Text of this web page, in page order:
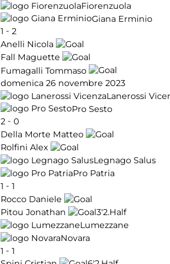
Fiorenzuola
Giana Erminio
1 - 2
Anelli Nicola
Fall Maguette
Fumagalli Tommaso
domenica 26 novembre 2023
Lanerossi
Pro Sesto
2 - 0
Della Morte Matteo
Rolfini Alex
Legnago Salus
Pro Patria
1 - 1
Rocco Daniele
Pitou Jonathan
3'2.Half
Lumezzane
Novara
1 - 1